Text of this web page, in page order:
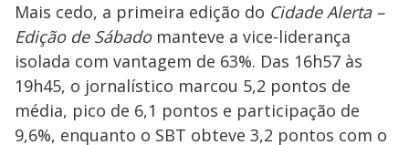
Mais cedo, a primeira edição do Cidade Alerta –
Edição de Sábadomanteve a vice-liderança
isolada com vantagem de 63%. Das 16h57 às
19h45, o jornalístico marcou 5,2 pontos de
média, pico de 6,1 pontos e participação de
9,6%, enquanto o SBT obteve 3,2 pontos com o